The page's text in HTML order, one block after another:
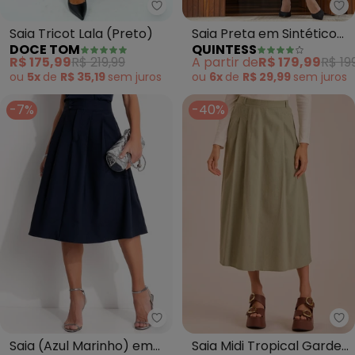
Doce Tom - Saia Tricot Lala
Saia Tricot Lala (Preto)
DOCE TOM
R$ 175,99R$ 219,99
ou 5x de R$ 35,19 sem juros
Saia Preta em Sintético
Pu
QUINTESS
A partir deR$ 179,99R$
ou 6x de R$ 29,99 sem juros
-7%
Quintess - Saia (Azul Marinho)
Saia (Azul Marinho) em
-40%
Saia Midi Tropical Garden